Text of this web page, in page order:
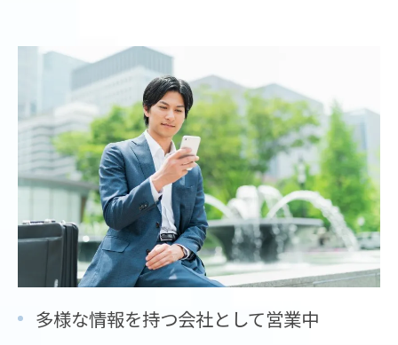
多様な情報を持つ会社として営業中